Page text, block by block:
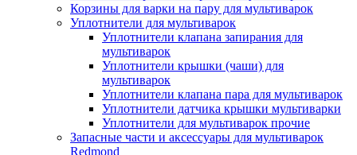
Корзины для варки на пару для мультиварок
Уплотнители для мультиварок
Уплотнители клапана запирания для
мультиварок
Уплотнители крышки (чаши) для
мультиварок
Уплотнители клапана пара для мультиварок
Уплотнители датчика крышки мультиварки
Уплотнители для мультиварок прочие
Запасные части и аксессуары для мультиварок
Redmond